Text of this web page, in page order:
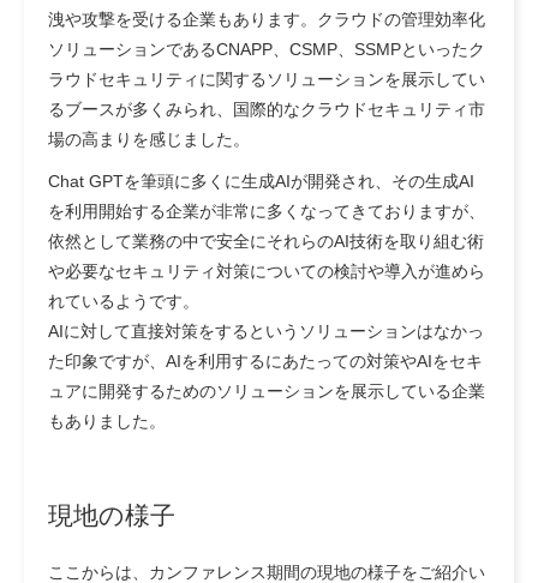
洩や攻撃を受ける企業もあります。クラウドの管理効率化
ソリューションであるCNAPP、CSMP、SSMPといったク
ラウドセキュリティに関するソリューションを展示してい
るブースが多くみられ、国際的なクラウドセキュリティ市
場の高まりを感じました。
Chat GPTを筆頭に多くに生成AIが開発され、その生成AI
を利用開始する企業が非常に多くなってきておりますが、
依然として業務の中で安全にそれらのAI技術を取り組む術
や必要なセキュリティ対策についての検討や導入が進めら
れているようです。
AIに対して直接対策をするというソリューションはなかっ
た印象ですが、AIを利用するにあたっての対策やAIをセキ
ュアに開発するためのソリューションを展示している企業
もありました。
現地の様子
ここからは、カンファレンス期間の現地の様子をご紹介い